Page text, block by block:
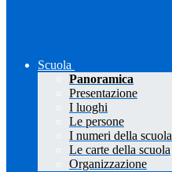
Scuola
Panoramica
Presentazione
I luoghi
Le persone
I numeri della scuola
Le carte della scuola
Organizzazione